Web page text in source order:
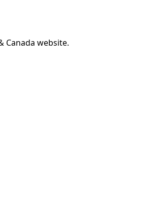
Canada website.